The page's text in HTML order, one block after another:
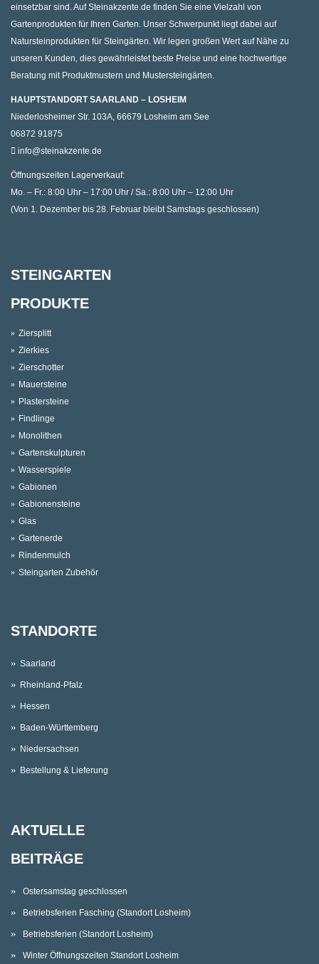
einsetzbar sind. Auf Steinakzente.de finden Sie eine Vielzahl von
Gartenprodukten für Ihren Garten. Unser Schwerpunkt liegt dabei auf
Natursteinprodukten für Steingärten. Wir legen großen Wert auf Nähe zu
unseren Kunden, dies gewährleistet beste Preise und eine hochwertige
Beratung mit Produktmustern und Mustersteingärten.
HAUPTSTANDORT SAARLAND – LOSHEIM
Niederlosheimer Str. 103A, 66679 Losheim am See
06872 91875
info@steinakzente.de
Öffnungszeiten Lagerverkauf:
Mo. – Fr.: 8:00 Uhr – 17:00 Uhr / Sa.: 8:00 Uhr – 12:00 Uhr
(Von 1. Dezember bis 28. Februar bleibt Samstags geschlossen)
STEINGARTEN
PRODUKTE
Ziersplitt
Zierkies
Zierschotter
Mauersteine
Plastersteine
Findlinge
Monolithen
Gartenskulpturen
Wasserspiele
Gabionen
Gabionensteine
Glas
Gartenerde
Rindenmulch
Steingarten Zubehör
STANDORTE
Saarland
Rheinland-Pfalz
Hessen
Baden-Württemberg
Niedersachsen
Bestellung & Lieferung
AKTUELLE
BEITRÄGE
Ostersamstag geschlossen
Betriebsferien Fasching (Standort Losheim)
Betriebsferien (Standort Losheim)
Winter Öffnungszeiten Standort Losheim